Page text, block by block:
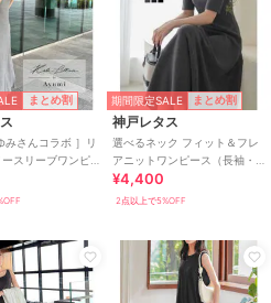
まとめ割
みさんコラボ ］リ
スリーブワンピ
タイプ） [E300E]
期間限定SALE まとめ割
神戸レタス
選べるネック フィット＆フレ
アニットワンピース（長袖・
半袖・ノースリーブ） [E3289]
¥4,400
2点以上で5%OFF